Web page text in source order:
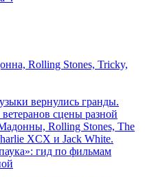
Rolling Stones, Tricky,
вернулись гранды.
сцены разной
Rolling Stones, The
XCX и Jack White.
гид по фильмам